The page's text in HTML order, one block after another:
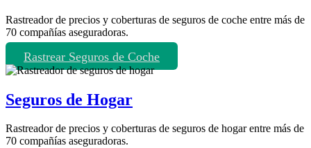
Rastreador de precios y coberturas de seguros de coche entre más de
70 compañías aseguradoras.
Rastrear Seguros de Coche
Seguros de Hogar
Rastreador de precios y coberturas de seguros de hogar entre más de
70 compañías aseguradoras.